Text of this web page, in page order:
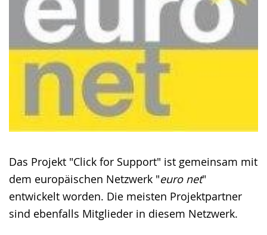
Das Projekt "Click for Support" ist gemeinsam mit
dem europäischen Netzwerk "euro net"
entwickelt worden. Die meisten Projektpartner
sind ebenfalls Mitglieder in diesem Netzwerk.